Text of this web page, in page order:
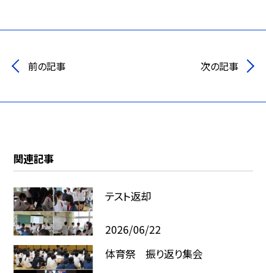
前の記事 次の記事
関連記事
テスト返却
2026/06/22
体育祭 振り返り集会